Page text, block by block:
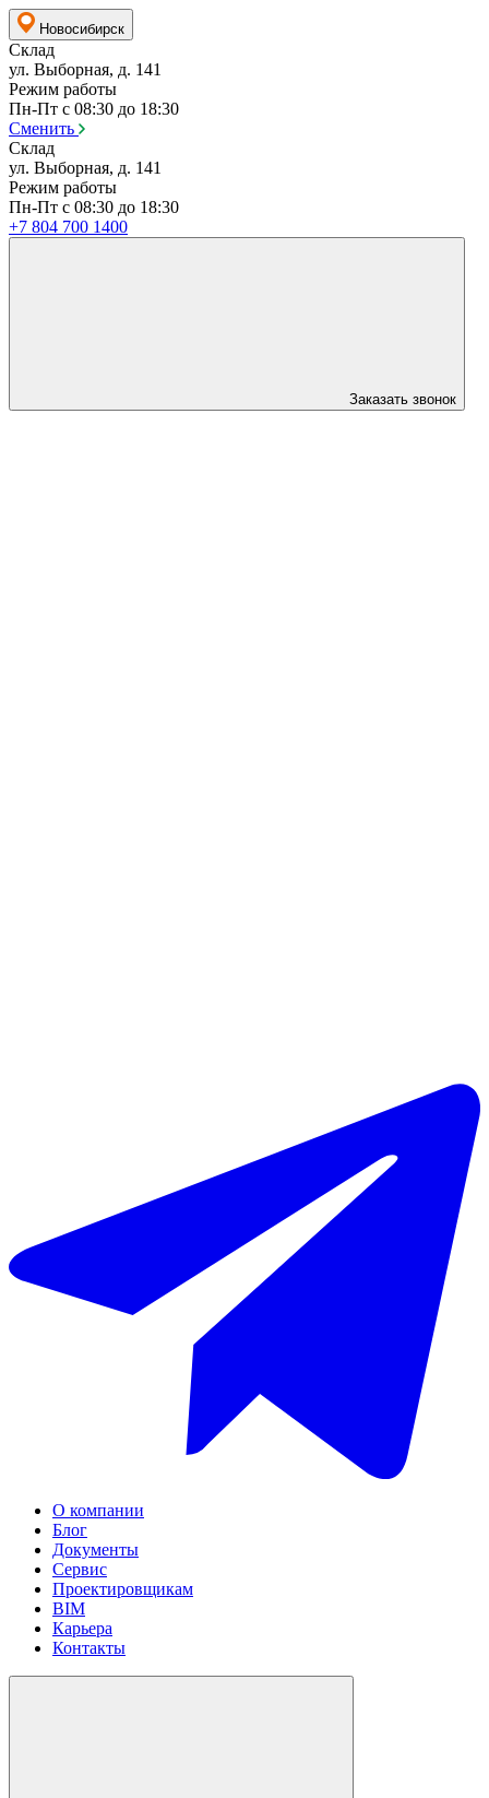
Новосибирск
Склад
ул. Выборная, д. 141
Режим работы
Пн-Пт с 08:30 до 18:30
Сменить
Склад
ул. Выборная, д. 141
Режим работы
Пн-Пт с 08:30 до 18:30
+7 804 700 1400
Заказать звонок
О компании
Блог
Документы
Сервис
Проектировщикам
BIM
Карьера
Контакты